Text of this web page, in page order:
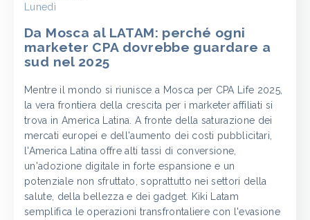
Lunedì
Da Mosca al LATAM: perché ogni
marketer CPA dovrebbe guardare a
sud nel 2025
Mentre il mondo si riunisce a Mosca per CPA Life 2025,
la vera frontiera della crescita per i marketer affiliati si
trova in America Latina. A fronte della saturazione dei
mercati europei e dell'aumento dei costi pubblicitari,
l'America Latina offre alti tassi di conversione,
un'adozione digitale in forte espansione e un
potenziale non sfruttato, soprattutto nei settori della
salute, della bellezza e dei gadget. Kiki Latam
semplifica le operazioni transfrontaliere con l'evasione